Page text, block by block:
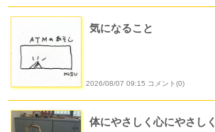
気になること
2026/08/07 09:15 コメント(0)
体にやさしく心にやさしく